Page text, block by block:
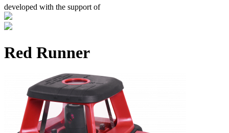
developed with the support of
Red Runner